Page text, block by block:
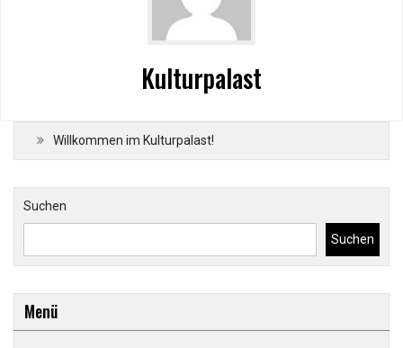
Kulturpalast
Willkommen im Kulturpalast!
Suchen
Suchen
Menü